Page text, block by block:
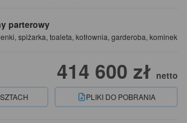
parterowy
spiżarka, toaleta, kotłownia, garderoba, kominek
414 600 zł netto
PLIKI DO POBRANIA